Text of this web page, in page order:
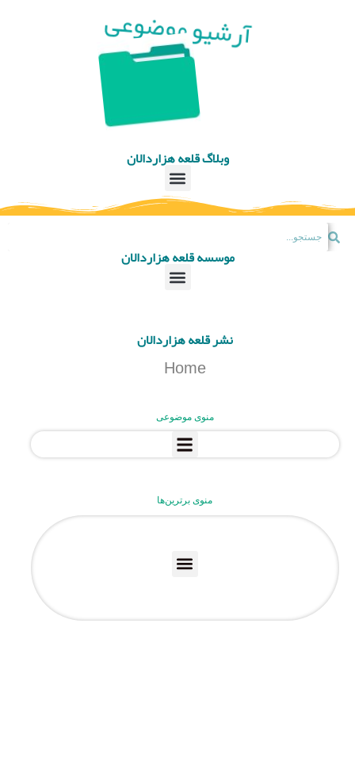
آرشیو موضوعی
وبلاگ قلعه هزاردالان
موسسه قلعه هزاردالان
نشر قلعه هزاردالان
Home
منوی موضوعی
منوی برترین‌ها